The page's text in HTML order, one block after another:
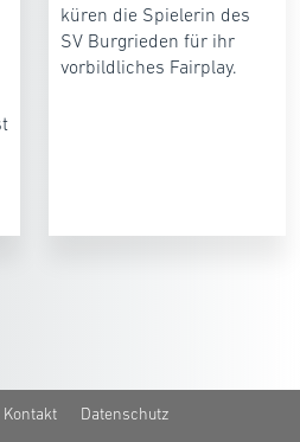
küren die Spielerin des
SV Burgrieden für ihr
vorbildliches Fairplay.
Kontakt Datenschutz